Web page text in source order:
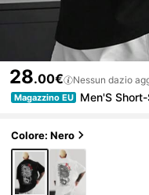
28.00€ Nessun dazio
Magazzino EU Men'S
Colore: Nero